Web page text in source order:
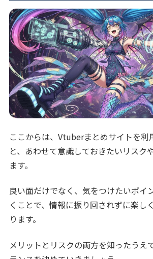
ここからは、Vtuberまとめサイトを利
と、あわせて意識しておきたいリスク
ます。
良い面だけでなく、気をつけたいポイ
くことで、情報に振り回されずに楽し
ります。
メリットとリスクの両方を知ったうえ